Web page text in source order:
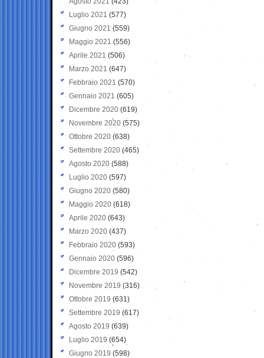
Luglio 2021 (577)
Giugno 2021(559)
Maggio 2021 (556)
Aprile 2021 (506)
Marzo 2021 (647)
Febbraio 2021 (570)
Gennaio 2021 (605)
Dicembre 2020 (619)
Novembre 2020 (575)
Ottobre 2020 (638)
Settembre 2020(465)
Agosto 2020 (588)
Luglio 2020 (597)
Giugno 2020 (580)
Maggio 2020 (618)
Aprile 2020 (643)
Marzo 2020 (437)
Febbraio 2020 (593)
Gennaio 2020 (596)
Dicembre 2019 (542)
Novembre 2019 (316)
Ottobre 2019 (631)
Settembre 2019 (617)
Agosto 2019 (639)
Luglio 2019 (654)
Giugno 2019 (598)